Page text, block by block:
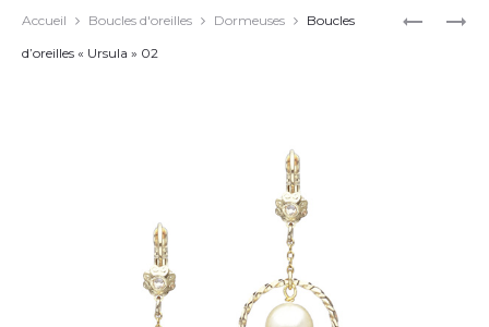
BOUCLES
ELLES
Accueil Boucles d'oreilles Dormeuses
Boucles
d’oreilles « Ursula » 02